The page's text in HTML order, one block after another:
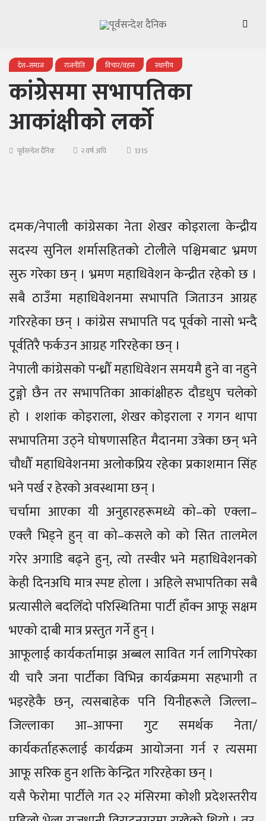
देश–समाज राजनीति विचार/वहस स्थानीय
कांग्रेसमा सभापतिका
आकांक्षीको लर्को
पूर्वसन्देश दैनिक २ वर्ष अघि 1315
दमक/नेपाली कांग्रेसका नेता शेखर कोइराला केन्द्रीय
सदस्य सुनिल शर्मासहितको टोलीले पश्चिमबाट भ्रमण
सुरु गरेका छन् । भ्रमण महाधिवेशन केन्द्रीत रहेको छ ।
सबै ठाउँमा महाधिवेशनमा सभापति जिताउन आग्रह
गरिरहेका छन् । कांग्रेस सभापति पद पूर्वको नासो भन्दै
पूर्वतिरै फर्कउन आग्रह गरिरहेका छन् ।
नेपाली कांग्रेसको पन्ध्रौँ महाधिवेशन समयमै हुने वा नहुने
टुङ्गो छैन तर सभापतिका आकांक्षीहरु दौडधुप चलेको
हो । शशांक कोइराला, शेखर कोइराला र गगन थापा
सभापतिमा उठ्ने घोषणासहित मैदानमा उत्रेका छन् भने
चौधौँ महाधिवेशनमा अलोकप्रिय रहेका प्रकाशमान सिंह
भने पर्ख र हेरको अवस्थामा छन् ।
चर्चामा आएका यी अनुहारहरूमध्ये को–को एक्ला–
एक्लै भिड्ने हुन् वा को–कसले को को सित तालमेल
गरेर अगाडि बढ्ने हुन्, त्यो तस्वीर भने महाधिवेशनको
केही दिनअघि मात्र स्पष्ट होला । अहिले सभापतिका सबै
प्रत्यासीले बदलिँदो परिस्थितिमा पार्टी हाँक्न आफू सक्षम
भएको दाबी मात्र प्रस्तुत गर्ने हुन् ।
आफूलाई कार्यकर्तामाझ अब्बल सावित गर्न लागिपरेका
यी चारै जना पार्टीका विभिन्न कार्यक्रममा सहभागी त
भइरहेकै छन्, त्यसबाहेक पनि यिनीहरूले जिल्ला–
जिल्लाका आ–आफ्ना गुट समर्थक नेता/
कार्यकर्ताहरूलाई कार्यक्रम आयोजना गर्न र त्यसमा
आफू सरिक हुन शक्ति केन्द्रित गरिरहेका छन् ।
यसै फेरोमा पार्टीले गत २२ मंसिरमा कोशी प्रदेशस्तरीय